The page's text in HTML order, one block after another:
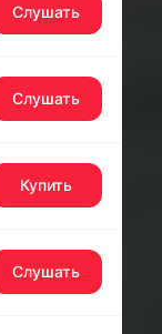
Слушать
Слушать
Купить
Слушать